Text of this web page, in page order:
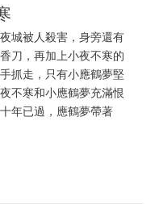
城被人殺害，身旁還有
刀，再加上小夜不寒的
抓走，只有小應鶴夢堅
不寒和小應鶴夢充滿恨
年已過，應鶴夢帶著